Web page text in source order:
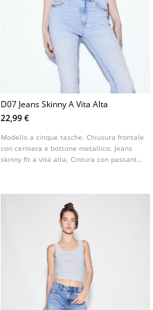
D07 Jeans Skinny A Vita Alta
22,99 €
Modello a cinque tasche. Chiusura frontale
con cerniera e bottone metallico. Jeans
skinny fit a vita alta. Cintura con passanti.